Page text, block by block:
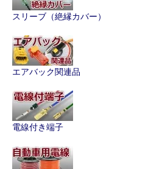
スリーブ（絶縁カバー）
エアバック関連品
電線付き端子